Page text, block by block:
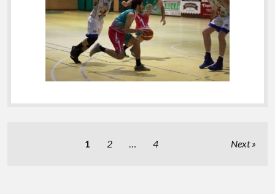
1 2 … 4 Next